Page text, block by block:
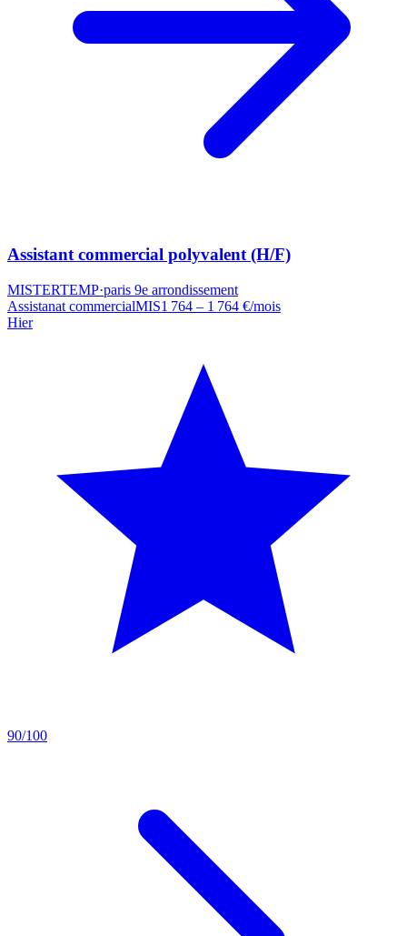
Assistant commercial polyvalent (H/F)
MISTERTEMP·paris 9e arrondissement
Assistanat commercialMIS1 764 – 1 764 €/mois
Hier
90/100